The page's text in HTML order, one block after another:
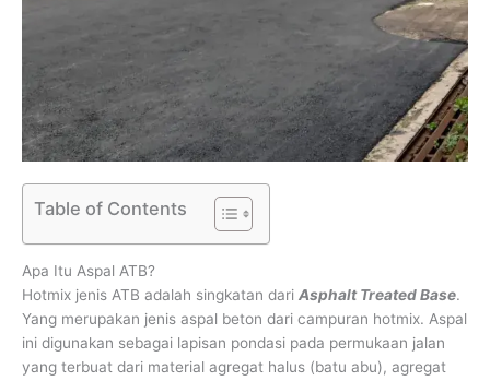
Table of Contents
Apa Itu Aspal ATB?
Hotmix jenis ATB adalah singkatan dari Asphalt Treated Base.
Yang merupakan jenis aspal beton dari campuran hotmix. Aspal
ini digunakan sebagai lapisan pondasi pada permukaan jalan
yang terbuat dari material agregat halus (batu abu), agregat